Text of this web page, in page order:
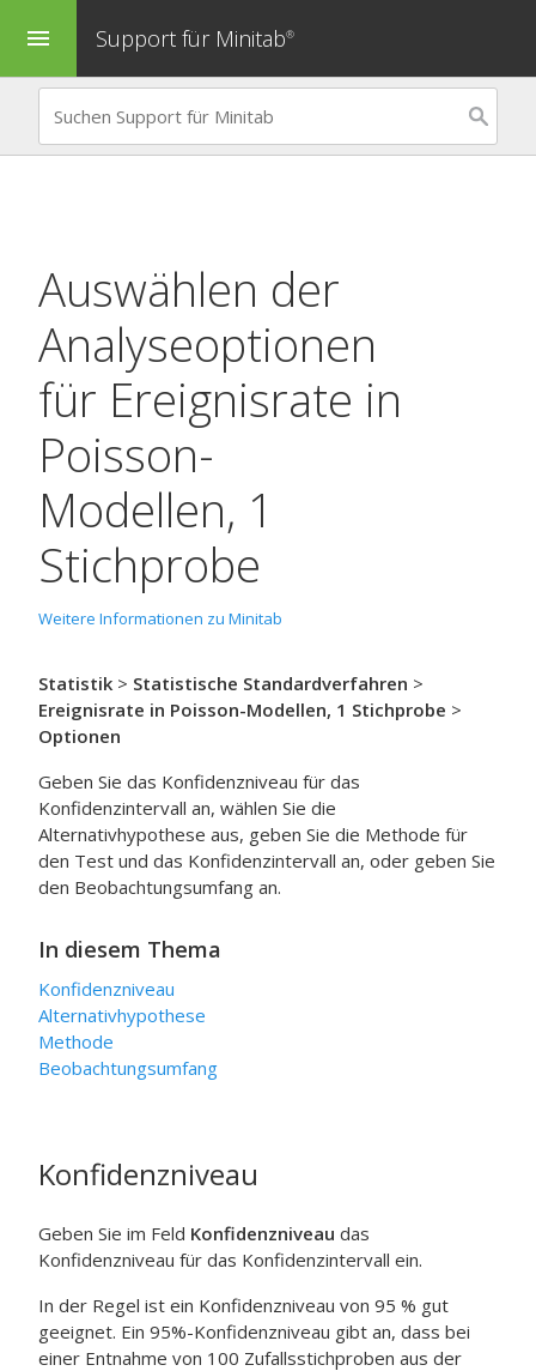
menu Support für Minitab®
Auswählen der
Analyseoptionen
für Ereignisrate in
Poisson-
Modellen, 1
Stichprobe
Weitere Informationen zu Minitab
Statistik > Statistische Standardverfahren >
Ereignisrate in Poisson-Modellen, 1 Stichprobe >
Optionen
Geben Sie das Konfidenzniveau für das
Konfidenzintervall an, wählen Sie die
Alternativhypothese aus, geben Sie die Methode für
den Test und das Konfidenzintervall an, oder geben Sie
den Beobachtungsumfang an.
In diesem Thema
Konfidenzniveau
Alternativhypothese
Methode
Beobachtungsumfang
Konfidenzniveau
Geben Sie im Feld Konfidenzniveau das
Konfidenzniveau für das Konfidenzintervall ein.
In der Regel ist ein Konfidenzniveau von 95 % gut
geeignet. Ein 95%-Konfidenzniveau gibt an, dass bei
einer Entnahme von 100 Zufallsstichproben aus der